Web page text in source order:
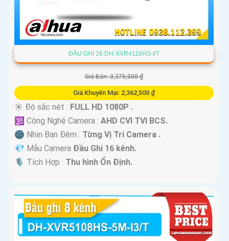
ĐẦU GHI 16 DH-XVR4116HS-I/T
Giá Bán: 3,375,000 ₫
Giá Khuyến Mại: 2,362,500 ₫
☀️ Độ sắc nét : FULL HD 1080P .
🕉️ Công Nghệ Camera : AHD CVI TVI BCS.
🌚 Nhìn Ban Đêm : Từng Vị Trí Camera .
💎 Mẫu Camera Đầu Ghi 16 kênh.
️🎙 Tích Hợp : Thu hình Ổn Định.